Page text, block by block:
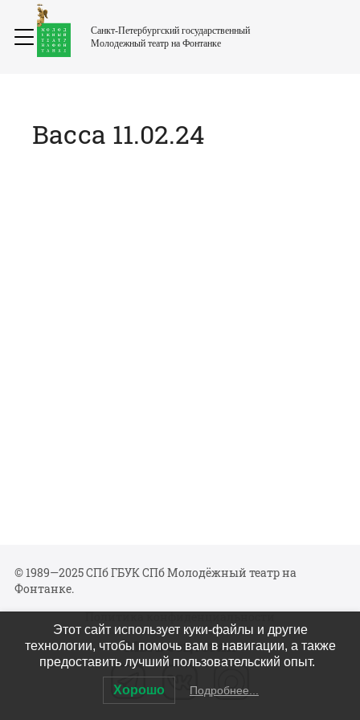
Санкт-Петербургский государственный
Молодежный театр на Фонтанке
Васса 11.02.24
© 1989—2025 СПб ГБУК СПб Молодёжный театр на
Фонтанке.
Политика конфиденциальности
Мы в соцсетях
Этот сайт использует куки-файлы и другие
технологии, чтобы помочь вам в навигации, а также
предоставить лучший пользовательский опыт.
Хорошо Подробнее...